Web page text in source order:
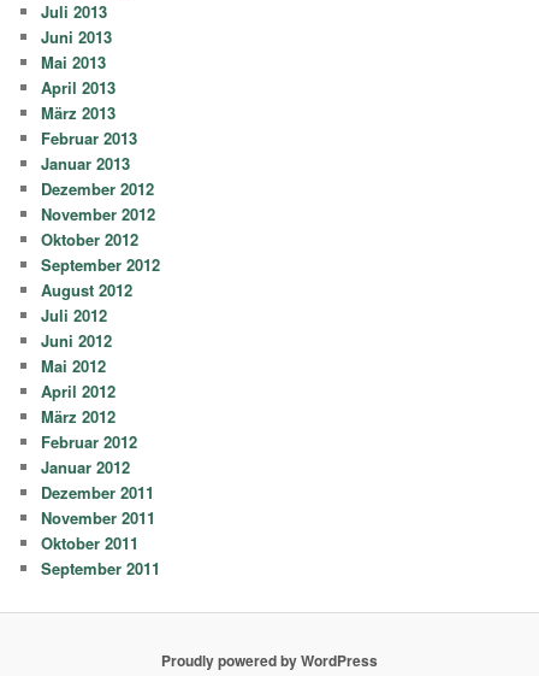
Juli 2013
Juni 2013
Mai 2013
April 2013
März 2013
Februar 2013
Januar 2013
Dezember 2012
November 2012
Oktober 2012
September 2012
August 2012
Juli 2012
Juni 2012
Mai 2012
April 2012
März 2012
Februar 2012
Januar 2012
Dezember 2011
November 2011
Oktober 2011
September 2011
Proudly powered by WordPress